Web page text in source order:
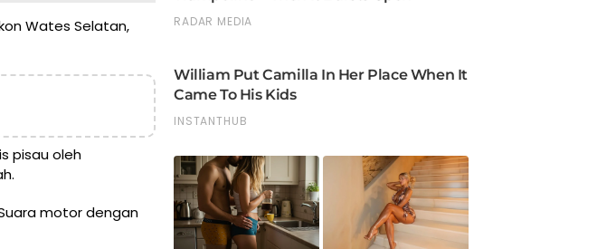
Wates Selatan,
pisau oleh
motor dengan